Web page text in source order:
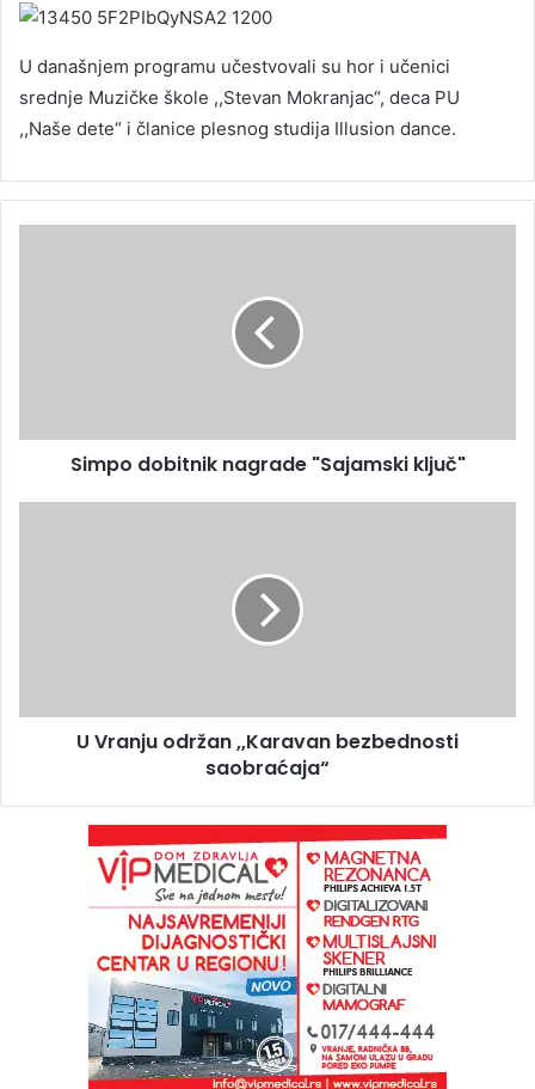
U današnjem programu učestvovali su hor i učenici
srednje Muzičke škole ,,Stevan Mokranjac“, deca PU
,,Naše dete“ i članice plesnog studija Illusion dance.
Simpo dobitnik nagrade "Sajamski ključ"
U Vranju održan ,,Karavan bezbednosti
saobraćaja“